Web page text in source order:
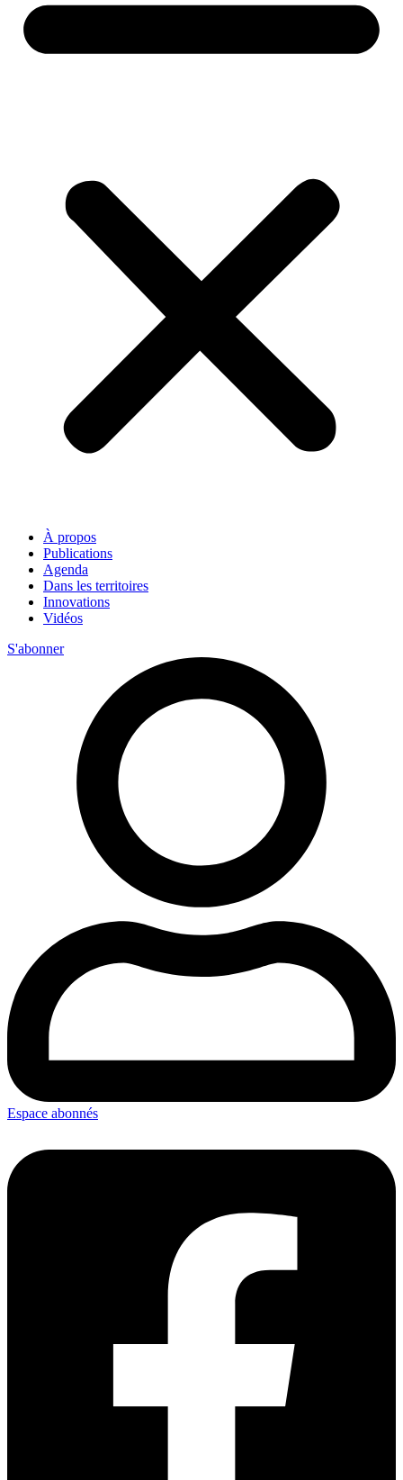
À propos
Publications
Agenda
Dans les territoires
Innovations
Vidéos
S'abonner
Espace abonnés